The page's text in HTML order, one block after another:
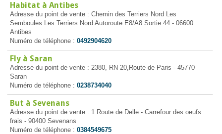
Habitat à Antibes
Adresse du point de vente : Chemin des Terriers Nord Les
Semboules Les Terriers Nord Autoroute E8/A8 Sortie 44 - 06600
Antibes
Numéro de téléphone : 0492904620
Fly à Saran
Adresse du point de vente : 2380, RN 20,Route de Paris - 45770
Saran
Numéro de téléphone : 0238734040
But à Sevenans
Adresse du point de vente : 1 Route de Delle - Carrefour des oeufs
frais - 90400 Sevenans
Numéro de téléphone : 0384549675